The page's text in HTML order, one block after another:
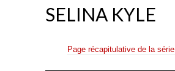
SELINA KYLE
Page récapitulative de la série